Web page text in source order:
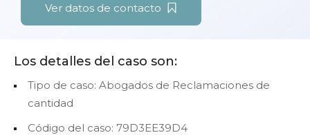
Ver datos de contacto
Los detalles del caso son:
Tipo de caso: Abogados de Reclamaciones de
cantidad
Código del caso: 79D3EE39D4